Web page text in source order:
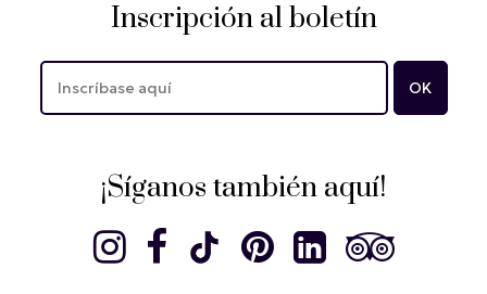
Inscripción al boletín
¡Síganos también aquí!